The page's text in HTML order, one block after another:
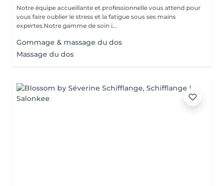
Notre équipe accueillante et professionnelle vous attend pour
vous faire oublier le stress et la fatigue sous ses mains
expertes.Notre gamme de soin i...
Gommage & massage du dos
Massage du dos